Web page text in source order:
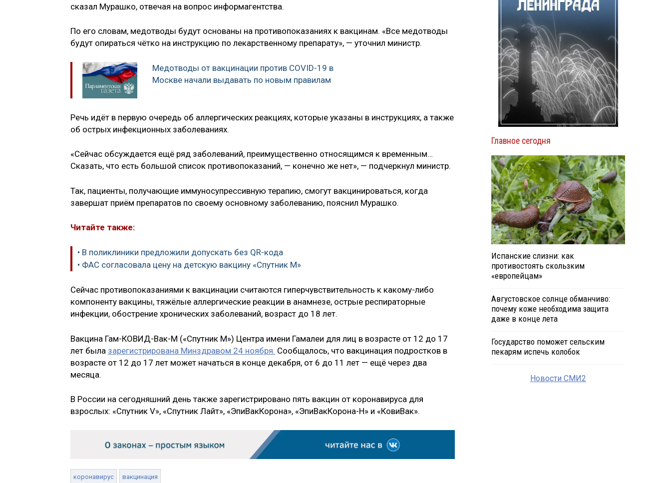
сказал Мурашко, отвечая на вопрос информагентства.
По его словам, медотводы будут основаны на противопоказаниях к вакцинам. «Все медотводы
будут опираться чётко на инструкцию по лекарственному препарату», — уточнил министр.
Медотводы от вакцинации против COVID-19 в
Москве начали выдавать по новым правилам
Речь идёт в первую очередь об аллергических реакциях, которые указаны в инструкциях, а также
об острых инфекционных заболеваниях.
«Сейчас обсуждается ещё ряд заболеваний, преимущественно относящимся к временным…
Сказать, что есть большой список противопоказаний, — конечно же нет», — подчеркнул министр.
Так, пациенты, получающие иммуносупрессивную терапию, смогут вакцинироваться, когда
завершат приём препаратов по своему основному заболеванию, пояснил Мурашко.
Читайте также:
• В поликлиники предложили допускать без QR-кода
• ФАС согласовала цену на детскую вакцину «Спутник М»
Сейчас противопоказаниями к вакцинации считаются гиперчувствительность к какому-либо
компоненту вакцины, тяжёлые аллергические реакции в анамнезе, острые респираторные
инфекции, обострение хронических заболеваний, возраст до 18 лет.
Вакцина Гам-КОВИД-Вак-М («Спутник М») Центра имени Гамалеи для лиц в возрасте от 12 до 17
лет была зарегистрирована Минздравом 24 ноября. Сообщалось, что вакцинация подростков в
возрасте от 12 до 17 лет может начаться в конце декабря, от 6 до 11 лет — ещё через два
месяца.
В России на сегодняшний день также зарегистрировано пять вакцин от коронавируса для
взрослых: «Спутник V», «Спутник Лайт», «ЭпиВакКорона», «ЭпиВакКорона-Н» и «КовиВак».
коронавирус вакцинация
Главное сегодня
Испанские слизни: как
противостоять скользким
«европейцам»
Августовское солнце обманчиво:
почему коже необходима защита
даже в конце лета
Государство поможет сельским
пекарям испечь колобок
Новости СМИ2